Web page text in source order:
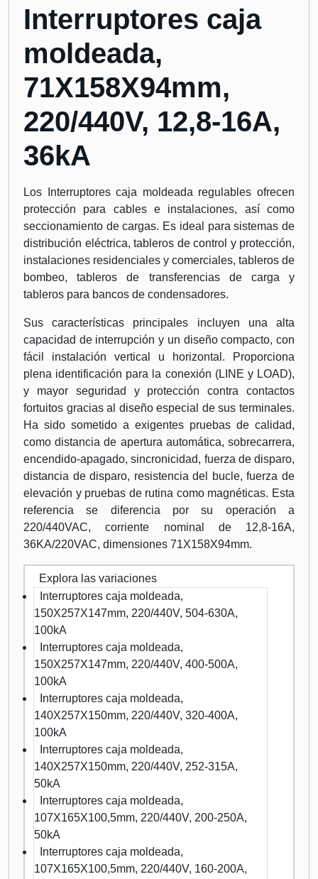
Interruptores caja
moldeada,
71X158X94mm,
220/440V, 12,8-16A,
36kA
Los Interruptores caja moldeada regulables ofrecen
protección para cables e instalaciones, así como
seccionamiento de cargas. Es ideal para sistemas de
distribución eléctrica, tableros de control y protección,
instalaciones residenciales y comerciales, tableros de
bombeo, tableros de transferencias de carga y
tableros para bancos de condensadores.
Sus características principales incluyen una alta
capacidad de interrupción y un diseño compacto, con
fácil instalación vertical u horizontal. Proporciona
plena identificación para la conexión (LINE y LOAD),
y mayor seguridad y protección contra contactos
fortuitos gracias al diseño especial de sus terminales.
Ha sido sometido a exigentes pruebas de calidad,
como distancia de apertura automática, sobrecarrera,
encendido-apagado, sincronicidad, fuerza de disparo,
distancia de disparo, resistencia del bucle, fuerza de
elevación y pruebas de rutina como magnéticas. Esta
referencia se diferencia por su operación a
220/440VAC, corriente nominal de 12,8-16A,
36KA/220VAC, dimensiones 71X158X94mm.
Explora las variaciones
Interruptores caja moldeada,
150X257X147mm, 220/440V, 504-630A,
100kA
Interruptores caja moldeada,
150X257X147mm, 220/440V, 400-500A,
100kA
Interruptores caja moldeada,
140X257X150mm, 220/440V, 320-400A,
100kA
Interruptores caja moldeada,
140X257X150mm, 220/440V, 252-315A,
50kA
Interruptores caja moldeada,
107X165X100,5mm, 220/440V, 200-250A,
50kA
Interruptores caja moldeada,
107X165X100,5mm, 220/440V, 160-200A,